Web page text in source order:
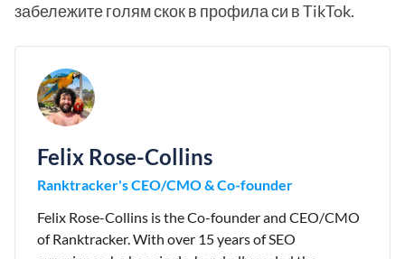
забележите голям скок в профила си в TikTok.
Felix Rose-Collins
Ranktracker's CEO/CMO & Co-founder
Felix Rose-Collins is the Co-founder and CEO/CMO
of Ranktracker. With over 15 years of SEO